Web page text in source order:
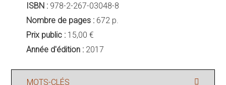
ISBN : 978-2-267-03048-8
Nombre de pages : 672 p.
Prix public : 15,00 €
Année d'édition : 2017
MOTS-CLÉS